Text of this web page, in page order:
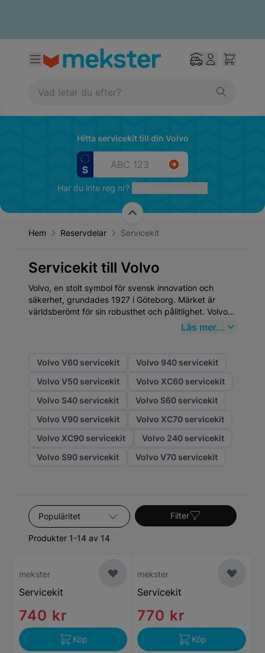
Hitta servicekit till din Volvo
Har du inte reg nr?
Hem Reservdelar Servicekit
Servicekit till Volvo
Volvo, en stolt symbol för svensk innovation och
säkerhet, grundades 1927 i Göteborg. Märket är
världsberömt för sin robusthet och pålitlighet. Volvo
är inte bara en bil; det är en del av den svenska
din Volvo fortsätter att prestera på toppnivå. Visste
generöst gav bort patentet för att rädda liv världen
Läs mer...
Volvo V60 servicekit
Volvo 940 servicekit
Volvo V50 servicekit
Volvo XC60 servicekit
Volvo S40 servicekit
Volvo S60 servicekit
Volvo V90 servicekit
Volvo XC70 servicekit
Volvo XC90 servicekit
Volvo 240 servicekit
Volvo S90 servicekit
Volvo V70 servicekit
Sortera efter
Produkter 1-14 av 14
Filter
mekster
Servicekit
740 kr
Köp
mekster
Servicekit
770 kr
Köp